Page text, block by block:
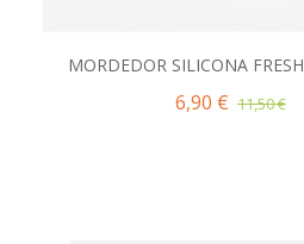
MORDEDOR SILICONA
6,90 € 11,50 €